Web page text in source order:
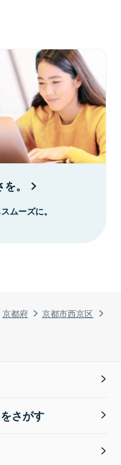
京都府
京都市西京区
。
ムーズに。
さがす